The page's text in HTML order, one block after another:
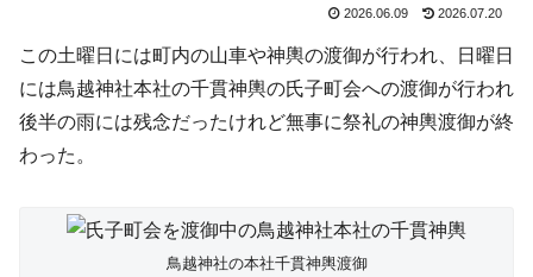
2026.06.09 2026.07.20
この土曜日には町内の山車や神輿の渡御が行われ、日曜日
には鳥越神社本社の千貫神輿の氏子町会への渡御が行われ
後半の雨には残念だったけれど無事に祭礼の神輿渡御が終
わった。
鳥越神社の本社千貫神輿渡御